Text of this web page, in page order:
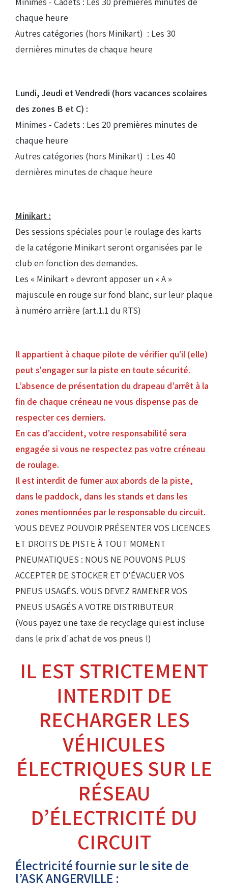
chaque heure
Autres catégories (hors Minikart) : Les 30
dernières minutes de chaque heure
Lundi, Jeudi et Vendredi (hors vacances scolaires
des zones B et C) :
Minimes - Cadets : Les 20 premières minutes de
chaque heure
Autres catégories (hors Minikart) : Les 40
dernières minutes de chaque heure
Minikart :
Des sessions spéciales pour le roulage des karts
de la catégorie Minikart seront organisées par le
club en fonction des demandes.
Les « Minikart » devront apposer un « A »
majuscule en rouge sur fond blanc, sur leur plaque
à numéro arrière (art.1.1 du RTS)
Il appartient à chaque pilote de vérifier qu'il (elle)
peut s'engager sur la piste en toute sécurité.
L’absence de présentation du drapeau d’arrêt à la
fin de chaque créneau ne vous dispense pas de
respecter ces derniers.
En cas d’accident, votre responsabilité sera
engagée si vous ne respectez pas votre créneau
de roulage.
Il est interdit de fumer aux abords de la piste,
dans le paddock, dans les stands et dans les
zones mentionnées par le responsable du circuit.
VOUS DEVEZ POUVOIR PRÉSENTER VOS LICENCES
ET DROITS DE PISTE À TOUT MOMENT
PNEUMATIQUES : NOUS NE POUVONS PLUS
ACCEPTER DE STOCKER ET D'ÉVACUER VOS
PNEUS USAGÉS. VOUS DEVEZ RAMENER VOS
PNEUS USAGÉS A VOTRE DISTRIBUTEUR
(Vous payez une taxe de recyclage qui est incluse
dans le prix d'achat de vos pneus !)
IL EST STRICTEMENT
INTERDIT DE
RECHARGER LES
VÉHICULES
ÉLECTRIQUES SUR LE
RÉSEAU
D’ÉLECTRICITÉ DU
CIRCUIT
Électricité fournie sur le site de
l’ASK ANGERVILLE :